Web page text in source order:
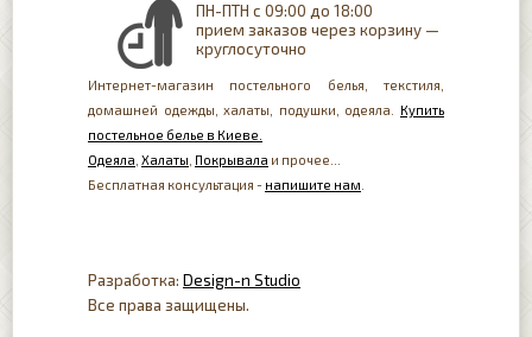
ПН-ПТН с 09:00 до 18:00
прием заказов через корзину —
круглосуточно
Интернет-магазин постельного белья, текстиля,
домашней одежды, халаты, подушки, одеяла. Купить
постельное белье в Киеве.
Одеяла Халаты Покрывала и прочее...
Бесплатная консультация - напишите нам
Разработка: Design-n Studio
Все права защищены.